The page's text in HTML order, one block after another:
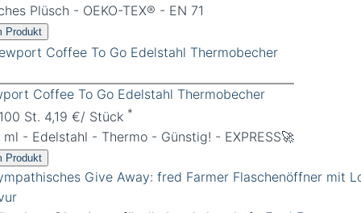
Plüsch - OEKO-TEX® - EN 71
Produkt
Coffee To Go Edelstahl Thermobecher
St. 4,19 €/ Stück *
- Edelstahl - Thermo - Günstig! - EXPRESS🚀
Produkt